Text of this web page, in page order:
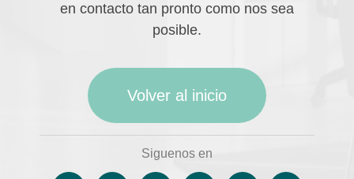
en contacto tan pronto como nos sea
posible.
Volver al inicio
Siguenos en